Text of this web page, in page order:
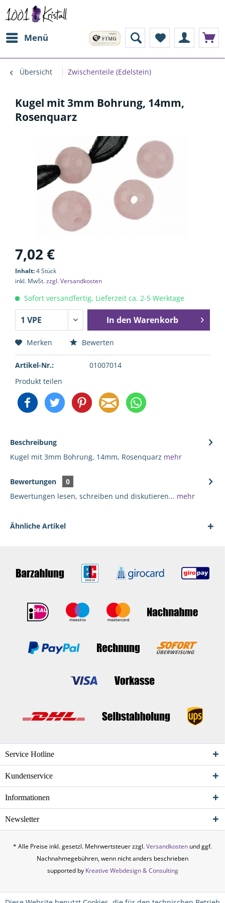
Menü
Übersicht Zwischenteile (Edelstein)
Kugel mit 3mm Bohrung, 14mm,
Rosenquarz
7,02 €
Inhalt:4 Stück
inkl. MwSt.zzgl. Versandkosten
Sofort versandfertig, Lieferzeit ca. 2-5 Werktage
In den Warenkorb
Merken Bewerten
Artikel-Nr.:
01007014
Produkt teilen
Beschreibung
Kugel mit 3mm Bohrung, 14mm, Rosenquarz mehr
Bewertungen
0
Bewertungen lesen, schreiben und diskutieren... mehr
Ähnliche Artikel
Service Hotline
Kundenservice
Informationen
Newsletter
* Alle Preise inkl. gesetzl. Mehrwertsteuer zzgl.Versandkosten und ggf.
Nachnahmegebühren, wenn nicht anders beschrieben
supported by Kreative Webdesign & Consulting